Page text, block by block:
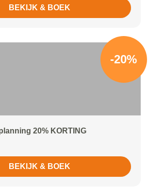
BEKIJK & BOEK
-20%
20% KORTING
BEKIJK & BOEK